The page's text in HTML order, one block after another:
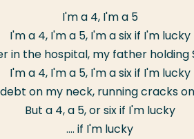
I'm a 4, I'm a 5
I'm a 4, I'm a 5, I'm a six if I'm lucky
in the hospital, my father holding
I'm a 4, I'm a 5, I'm a six if I'm lucky
on my neck, running cracks
But a 4, a 5, or six if I'm lucky
.... if I'm lucky